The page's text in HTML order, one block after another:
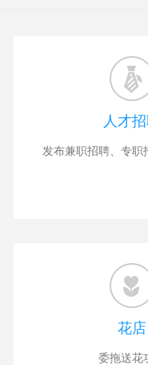
人才
发布兼职招聘、专职
花店
委拖送花